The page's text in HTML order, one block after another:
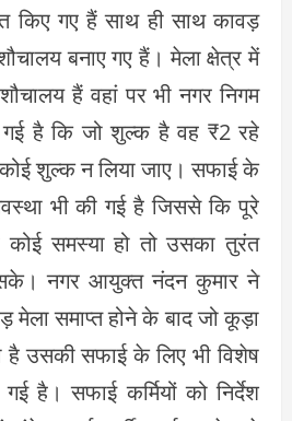
किए गए हैं साथ ही साथ कावड़
बनाए गए हैं। मेला क्षेत्र में
हैं वहां पर भी नगर निगम
गई है कि जो शुल्क है वह ₹2 रहे
शुल्क न लिया जाए। सफाई के
भी की गई है जिससे कि पूरे
कोई समस्या हो तो उसका तुरंत
सके। नगर आयुक्त नंदन कुमार ने
मेला समाप्त होने के बाद जो कूड़ा
है उसकी सफाई के लिए भी विशेष
गई है। सफाई कर्मियों को निर्देश